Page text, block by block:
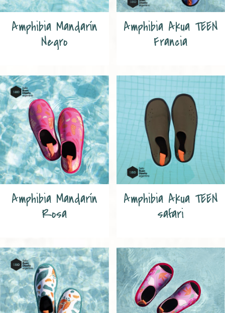
Amphibia Mandarín
Negro
Amphibia Akua TEEN
Francia
Amphibia Mandarín
Rosa
Amphibia Akua TEEN
safari